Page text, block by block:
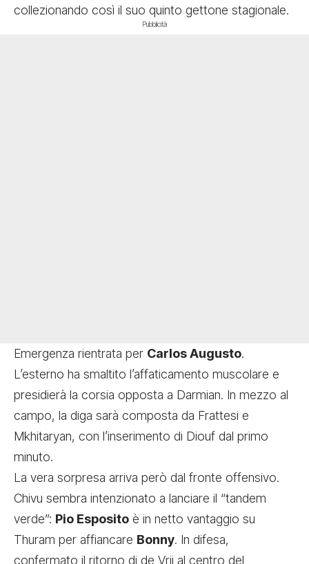
collezionando così il suo quinto gettone stagionale.
Pubblicità
Emergenza rientrata per Carlos Augusto.
L’esterno ha smaltito l’affaticamento muscolare e
presidierà la corsia opposta a Darmian. In mezzo al
campo, la diga sarà composta da Frattesi e
Mkhitaryan, con l’inserimento di Diouf dal primo
minuto.
La vera sorpresa arriva però dal fronte offensivo.
Chivu sembra intenzionato a lanciare il “tandem
verde”: Pio Esposito è in netto vantaggio su
Thuram per affiancare Bonny. In difesa,
confermato il ritorno di de Vrij al centro del